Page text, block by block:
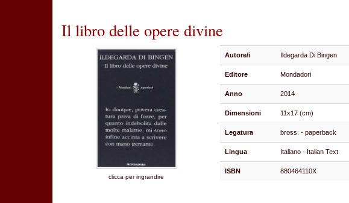
Il libro delle opere divine
clicca per ingrandire
Autore/i Ildegarda Di Bingen
Editore Mondadori
Anno 2014
Dimensioni 11x17 (cm)
Legatura bross. - paperback
Lingua Italiano - Italian Text
ISBN 880464110X